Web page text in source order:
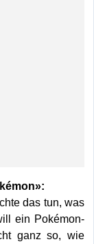
das tun, was
ein Pokémon-
ganz so, wie